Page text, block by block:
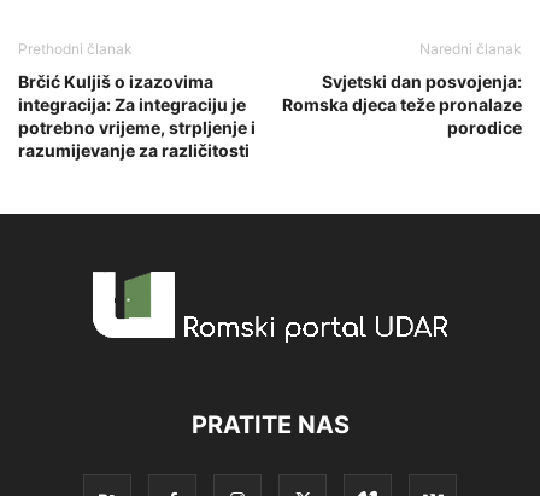
Prethodni članak
Brčić Kuljiš o izazovima
integracija: Za integraciju je
potrebno vrijeme, strpljenje i
razumijevanje za različitosti
Naredni članak
Svjetski dan posvojenja:
Romska djeca teže pronalaze
porodice
PRATITE NAS